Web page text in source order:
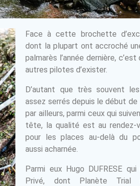
Face à cette brochette
dont la plupart ont accroché
palmarès l’année dernière,
autres pilotes d’exister.
D’autant que très souvent
assez serrés depuis le début de
par ailleurs, parmi ceux qui
tête, la qualité est au
pour les places au-delà du
aussi acharnée.
Parmi eux Hugo DUFRESE
Privé, dont Planète Trial